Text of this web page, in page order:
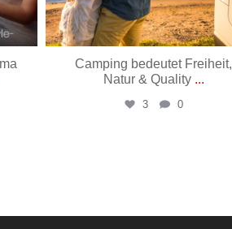
Camping bedeutet Freiheit,
Natur & Quality ...
3 0